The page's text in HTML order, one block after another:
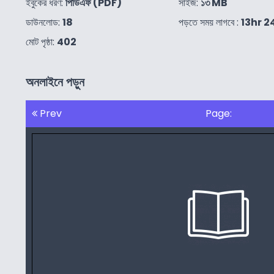
ইবুকের ধরণ: পিডিএফ (PDF)
ডাউনলোড: 18
মোট পৃষ্ঠা: 402
সাইজ: ১৩ MB
পড়তে সময় লাগবে : 13hr
অনলাইনে পড়ুন
Prev Page: